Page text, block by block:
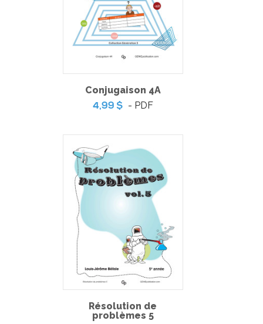
Mes premiers laboratoires au secondaire
6,99 $
PDF
Conjugaison 4A
4,99 $ - PDF
Résolution de
problèmes 5